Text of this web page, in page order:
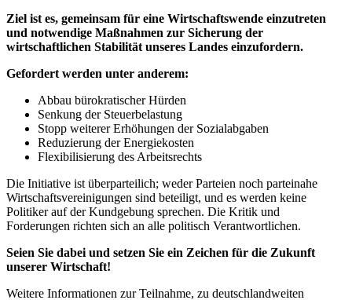
Ziel ist es, gemeinsam für eine Wirtschaftswende einzutreten
und notwendige Maßnahmen zur Sicherung der
wirtschaftlichen Stabilität unseres Landes einzufordern.
Gefordert werden unter anderem:
Abbau bürokratischer Hürden
Senkung der Steuerbelastung
Stopp weiterer Erhöhungen der Sozialabgaben
Reduzierung der Energiekosten
Flexibilisierung des Arbeitsrechts
Die Initiative ist überparteilich; weder Parteien noch parteinahe
Wirtschaftsvereinigungen sind beteiligt, und es werden keine
Politiker auf der Kundgebung sprechen. Die Kritik und
Forderungen richten sich an alle politisch Verantwortlichen.
Seien Sie dabei und setzen Sie ein Zeichen für die Zukunft
unserer Wirtschaft!
Weitere Informationen zur Teilnahme, zu deutschlandweiten